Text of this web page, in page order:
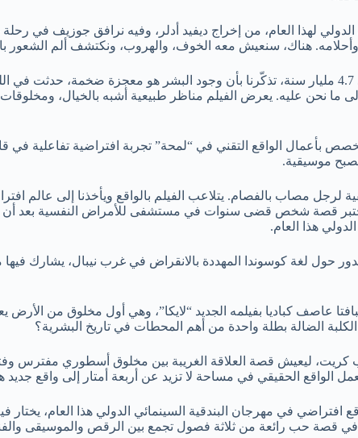
لهذا العام، من إخراج ديفيد أدلر، وفيه نرافق جوزيف في
وفيلم “جذور” من إخراج يورغ كورتيال هو رحلة عاطفية مشحونة، من بدايات نشأة الأرض وعلى مدى 4.7 مليار سنة، تذكّرنا بأن
نحن عليه. يعرض الفيلم مناظر طبيعية أشبه بالخيال،
بأعمال الواقع التقني في “لمحة” تجربة افتراضية تفاعلية
موسيقية.
مصاب بالفصام. يتلاعب الفيلم بالواقع ويأخذنا إلى عالم
قصة شخص قضى سنوات في مستشفى للأمراض النفسية بعد أن
هذا العام.
حول لغة كوسوندا المهددة بالانقراض في غرب نيبال، يشارك فيها
عاصف كباديا بفيلمه الجديد “لايكا”، وهي أول مخلوق من
الضالة بطلة واحدة من أهم المحطات في تاريخ البشرية؟
كريت، ليعيش قصة العلاقة الغريبة بين مخلوق أسطوري مفترس
الحقيقي في مساحة لا تزيد عن أربعة أمتار إلى واقع جديد
في مهرجان البندقية السينمائي الدولي هذا العام،
في قصة حب رائعة من ثلاثة فصول تجمع بين الرقص والموسيقى